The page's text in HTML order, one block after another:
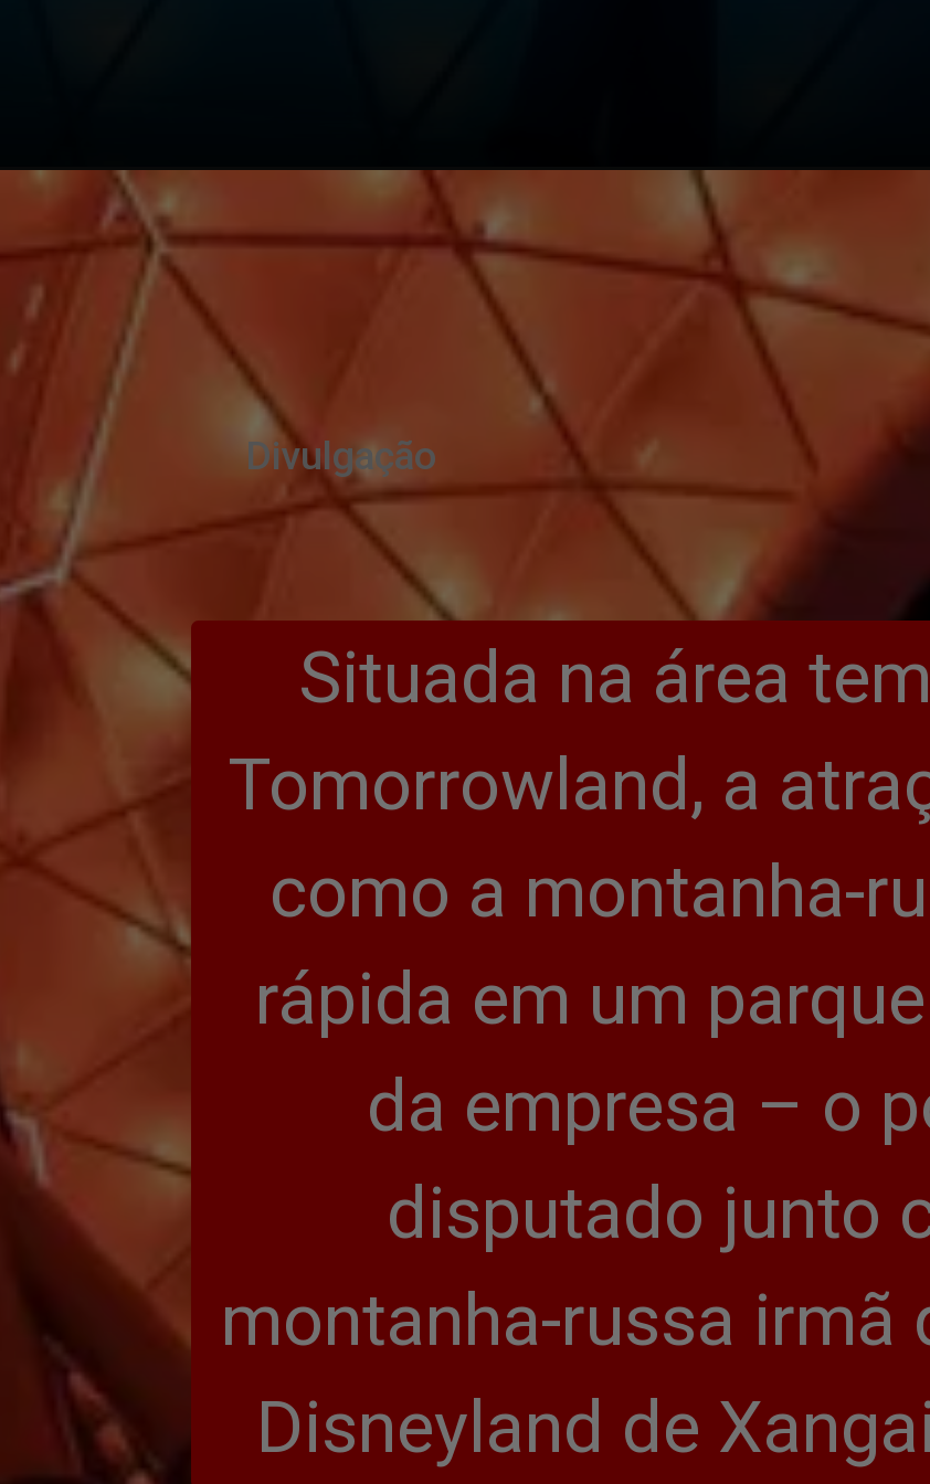
Situada na área
Tomorrowland, a
como a montanha-
rápida em um
da empresa – o
disputado junto
montanha-russa irmã
Disneyland de
Divulgação